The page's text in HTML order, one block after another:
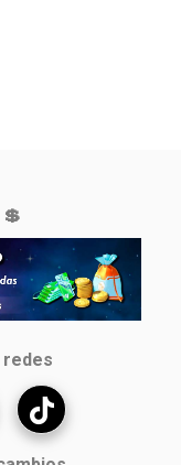
redes